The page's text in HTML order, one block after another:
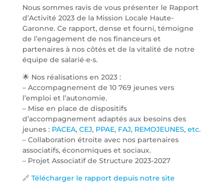
Nous sommes ravis de vous présenter le Rapport
d’Activité 2023 de la Mission Locale Haute-
Garonne. Ce rapport, dense et fourni, témoigne
de l’engagement de nos financeurs et
partenaires à nos côtés et de la vitalité de notre
équipe de salarié·e·s.
🌟 Nos réalisations en 2023 :
– Accompagnement de 10 769 jeunes vers
l’emploi et l’autonomie.
– Mise en place de dispositifs
d’accompagnement adaptés aux besoins des
jeunes : PACEA, CEJ, PPAE, FAJ, REMOJEUNES, etc.
– Collaboration étroite avec nos partenaires
associatifs, économiques et sociaux.
– Projet Associatif de Structure 2023-2027
🔗 Télécharger le rapport depuis notre site